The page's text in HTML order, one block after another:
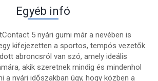
Egyéb infó
5 nyári gumi már a nevében is
kifejezetten a sportos, tempós vezetők
abroncsról van szó, amely ideális
akik szeretnek mindig és mindenhol
a nyári időszakban úgy, hogy közben a